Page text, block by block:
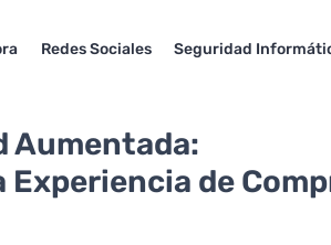
Redes Sociales Seguridad
Aumentada:
Experiencia de